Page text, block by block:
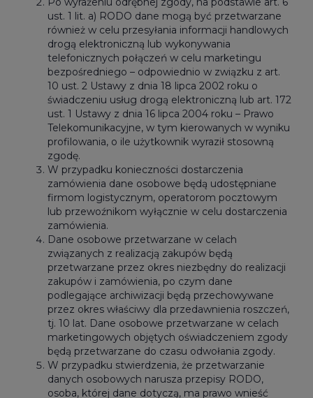
ust. 1 lit. a) RODO dane mogą być przetwarzane
również w celu przesyłania informacji handlowych
drogą elektroniczną lub wykonywania
telefonicznych połączeń w celu marketingu
bezpośredniego – odpowiednio w związku z art.
10 ust. 2 Ustawy z dnia 18 lipca 2002 roku o
świadczeniu usług drogą elektroniczną lub art. 172
ust. 1 Ustawy z dnia 16 lipca 2004 roku – Prawo
Telekomunikacyjne, w tym kierowanych w wyniku
profilowania, o ile użytkownik wyraził stosowną
zgodę.
W przypadku konieczności dostarczenia
zamówienia dane osobowe będą udostępniane
firmom logistycznym, operatorom pocztowym
lub przewoźnikom wyłącznie w celu dostarczenia
zamówienia.
Dane osobowe przetwarzane w celach
związanych z realizacją zakupów będą
przetwarzane przez okres niezbędny do realizacji
zakupów i zamówienia, po czym dane
podlegające archiwizacji będą przechowywane
przez okres właściwy dla przedawnienia roszczeń,
tj. 10 lat. Dane osobowe przetwarzane w celach
marketingowych objętych oświadczeniem zgody
będą przetwarzane do czasu odwołania zgody.
W przypadku stwierdzenia, że przetwarzanie
danych osobowych narusza przepisy RODO,
osoba, której dane dotyczą, ma prawo wnieść